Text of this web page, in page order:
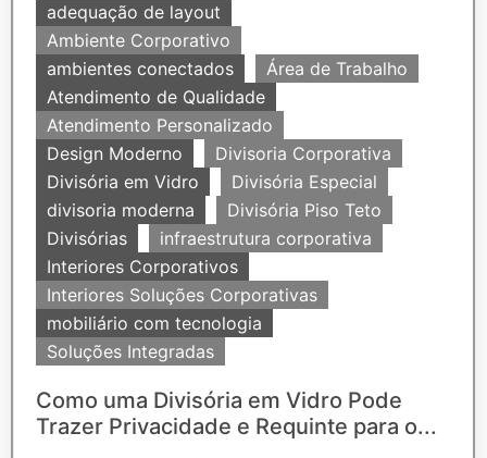
adequação de layout
Ambiente Corporativo
ambientes conectados
Área de Trabalho
Atendimento de Qualidade
Atendimento Personalizado
Design Moderno
Divisoria Corporativa
Divisória em Vidro
Divisória Especial
divisoria moderna
Divisória Piso Teto
Divisórias
infraestrutura corporativa
Interiores Corporativos
Interiores Soluções Corporativas
mobiliário com tecnologia
Soluções Integradas
Como uma Divisória em Vidro Pode
Trazer Privacidade e Requinte para o...